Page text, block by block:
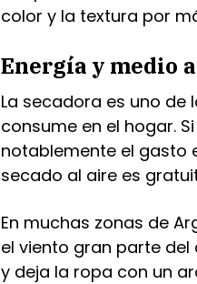
color y la textura por
Energía y medio
La secadora es uno
consume en el hogar.
notablemente el gasto
secado al aire es
En muchas zonas de
el viento gran parte del
y deja la ropa con un